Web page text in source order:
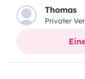
deux.
Le van dispose de
plusieurs tiroirs de
Thomas
Privater